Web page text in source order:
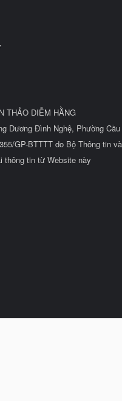
THẢO DIỄM HẰNG
Dương Đình Nghệ, Phường
GP-BTTTT do Bộ Thông tin
thông tin từ Website này